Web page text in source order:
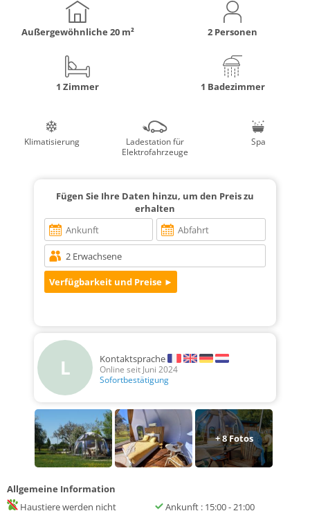
Außergewöhnliche 20 m² 2 Personen
1 Zimmer 1 Badezimmer
Klimatisierung
Ladestation für
Elektrofahrzeuge
Spa
Fügen Sie Ihre Daten hinzu, um den Preis zu
erhalten
L Kontaktsprache
Online seit Juni 2024
Sofortbestätigung
+8Fotos
Allgemeine Information
Haustiere werden nicht
Ankunft : 15:00 - 21:00